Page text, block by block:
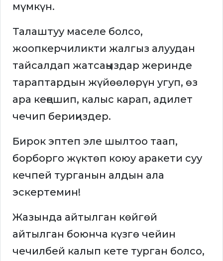
мүмкүн.
Талаштуу маселе болсо,
жоопкерчиликти жалгыз алуудан
тайсалдап жатсаңыздар жеринде
тараптардын жүйөөлөрүн угуп, өз
ара кеңешип, калыс карап, адилет
чечип бериңиздер.
Бирок эптеп эле шылтоо таап,
борборго жүктөп коюу аракети суу
кечпей турганын алдын ала
эскертемин!
Жазында айтылган көйгөй
айтылган боюнча күзгө чейин
чечилбей калып кете турган болсо,